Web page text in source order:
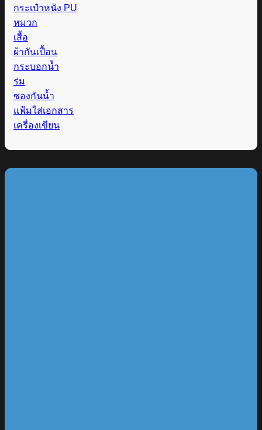
กระเป๋าหนัง PU
หมวก
เสื้อ
ผ้ากันเปื้อน
กระบอกน้ำ
ร่ม
ซองกันน้ำ
แฟ้มใส่เอกสาร
เครื่องเขียน